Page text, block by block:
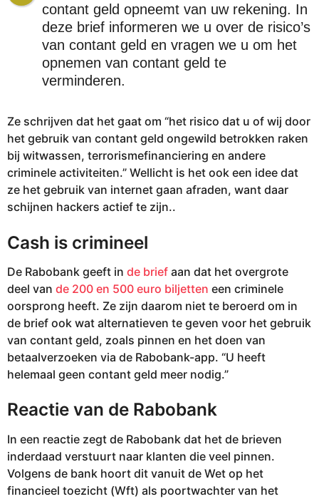
contant geld opneemt van uw rekening. In
deze brief informeren we u over de risico’s
van contant geld en vragen we u om het
opnemen van contant geld te
verminderen.
Ze schrijven dat het gaat om “het risico dat u of wij door
het gebruik van contant geld ongewild betrokken raken
bij witwassen, terrorismefinanciering en andere
criminele activiteiten.” Wellicht is het ook een idee dat
ze het gebruik van internet gaan afraden, want daar
schijnen hackers actief te zijn..
Cash is crimineel
De Rabobank geeft in de brief aan dat het overgrote
deel van de 200 en 500 euro biljetten een criminele
oorsprong heeft. Ze zijn daarom niet te beroerd om in
de brief ook wat alternatieven te geven voor het gebruik
van contant geld, zoals pinnen en het doen van
betaalverzoeken via de Rabobank-app. “U heeft
helemaal geen contant geld meer nodig.”
Reactie van de Rabobank
In een reactie zegt de Rabobank dat het de brieven
inderdaad verstuurt naar klanten die veel pinnen.
Volgens de bank hoort dit vanuit de Wet op het
financieel toezicht (Wft) als poortwachter van het